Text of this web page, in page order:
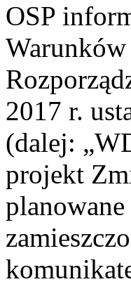
OSP
2017 r.
(dalej:
projekt